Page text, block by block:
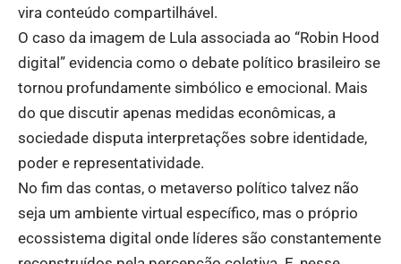
vira conteúdo compartilhável.
O caso da imagem de Lula associada ao “Robin Hood
digital” evidencia como o debate político brasileiro se
tornou profundamente simbólico e emocional. Mais
do que discutir apenas medidas econômicas, a
sociedade disputa interpretações sobre identidade,
poder e representatividade.
No fim das contas, o metaverso político talvez não
seja um ambiente virtual específico, mas o próprio
ecossistema digital onde líderes são constantemente